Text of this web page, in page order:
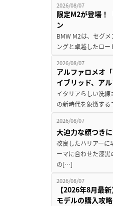
2026/08/07
限定M2が登場！
ン
BMW M2は、セグ
ングと卓越したロ
2026/08/07
アルファロメオ
イブリッド、ア
イタリアらしい洗
の新時代を象徴す
2026/08/07
大迫力な顔つき
改良したハリアーに
ーマに合わせた漆
の[…]
2026/08/07
【2026年8月最
モデルの購入攻